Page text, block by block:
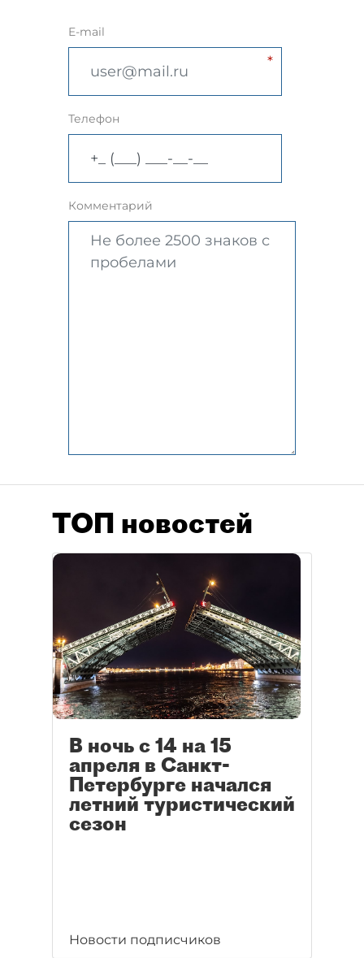
E-mail
Телефон
Комментарий
ТОП новостей
В ночь с 14 на 15
апреля в Санкт-
Петербурге начался
летний туристический
сезон
Новости подписчиков